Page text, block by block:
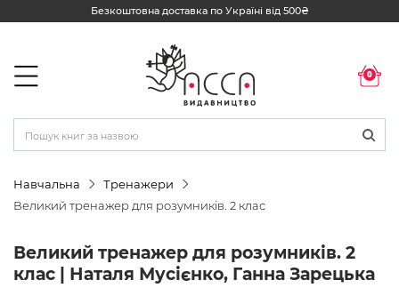
Безкоштовна доставка по Україні від 500₴
0
Навчальна
Тренажери
Великий тренажер для розумників. 2 клас
Великий тренажер для розумників. 2
клас | Наталя Мусієнко, Ганна Зарецька